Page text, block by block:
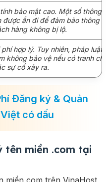
bảo mật cao. Một số thông
được ẩn đi để đảm bảo thông tin
hàng không bị lộ.
phí hợp lý. Tuy nhiên, pháp luật
không bảo vệ nếu có tranh
sự cố xảy ra.
Đăng ký & Quản
có dấu
tên miền .com tại